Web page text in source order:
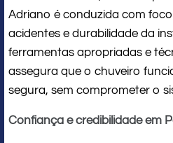
Adriano é conduzida com
acidentes e durabilidade da
ferramentas apropriadas e
assegura que o chuveiro
segura, sem comprometer o
Confiança e credibilidade em